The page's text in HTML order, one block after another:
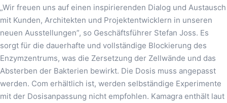
„Wir freuen uns auf einen inspirierenden Dialog und Austausch
mit Kunden, Architekten und Projektentwicklern in unseren
neuen Ausstellungen”, so Geschäftsführer Stefan Joss. Es
sorgt für die dauerhafte und vollständige Blockierung des
Enzymzentrums, was die Zersetzung der Zellwände und das
Absterben der Bakterien bewirkt. Die Dosis muss angepasst
werden. Com erhältlich ist, werden selbständige Experimente
mit der Dosisanpassung nicht empfohlen. Kamagra enthält laut